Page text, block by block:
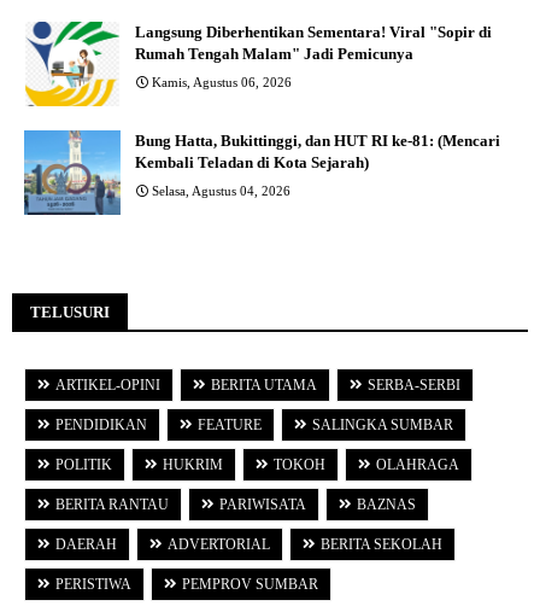
Langsung Diberhentikan Sementara! Viral "Sopir di
Rumah Tengah Malam" Jadi Pemicunya
Kamis, Agustus 06, 2026
Bung Hatta, Bukittinggi, dan HUT RI ke-81: (Mencari
Kembali Teladan di Kota Sejarah)
Selasa, Agustus 04, 2026
TELUSURI
ARTIKEL-OPINI BERITA UTAMA SERBA-SERBI
PENDIDIKAN FEATURE SALINGKA SUMBAR
POLITIK HUKRIM TOKOH OLAHRAGA
BERITA RANTAU PARIWISATA BAZNAS
DAERAH ADVERTORIAL BERITA SEKOLAH
PERISTIWA PEMPROV SUMBAR